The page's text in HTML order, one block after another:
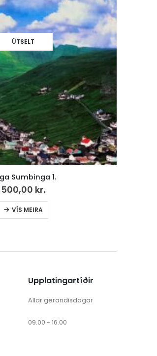
ÚTSELT
L’Art féroien
50,00kr.
VÍS MEIRA
Upplatingartíðir
Allar gerandisdagar
09.00 - 16.00